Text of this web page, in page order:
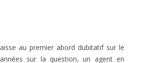
au premier abord dubitatif sur le
sur la question, un agent en